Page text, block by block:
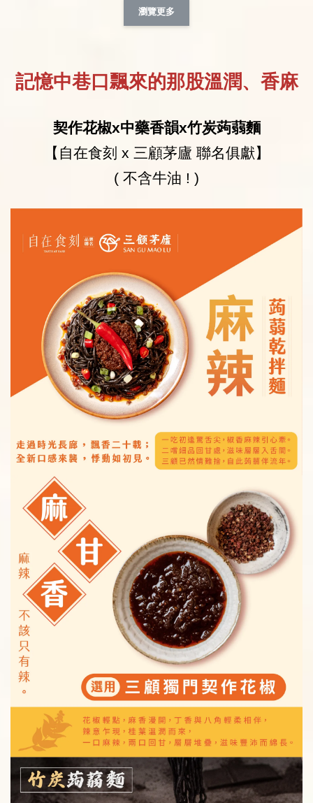
NT$ 499
加入購物車
乾麵-蔥爆秘醬蒟蒻米線
NT$ 99
- +
湯麵-蛤蜊海鮮蒟蒻白麵
NT$ 99
NT$ 119
+
加入購物車
純蒟蒻麵加價購
主食新選擇 ! 自在食刻『純』蒟蒻麵
NT$ 59
NT$ 70
- +
瀏覽更多
記憶中巷口飄來的那股溫潤、香麻
契作花椒x中藥香韻x竹炭蒟蒻麵
【自在食刻 x 三顧茅廬 聯名俱獻】
( 不含牛油 ! )